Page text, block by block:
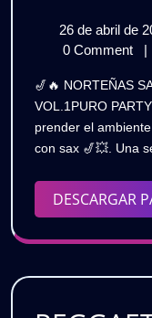
🔊
|
|
26 de abril de
0 Comment
|
🎷🔥 NORTEÑAS SAX REMIX 2026 🔊 | PACK
VOL.1PURO
prender el
con sax 🎷💥. Una
DESCARGAR